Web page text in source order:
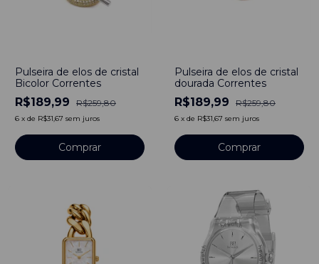
Pulseira de elos de cristal
Bicolor Correntes
R$189,99 R$259,80
6 x de R$31,67 sem juros
Pulseira de elos de cristal
dourada Correntes
R$189,99 R$259,80
6 x de R$31,67 sem juros